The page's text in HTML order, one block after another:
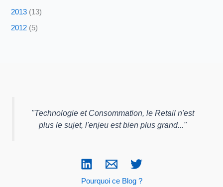
2013 (13)
2012 (5)
"Technologie et Consommation, le Retail n'est
plus le sujet, l'enjeu est bien plus grand... "
Pourquoi ce Blog ?